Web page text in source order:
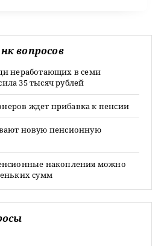
вопросов
неработающих в семи
35 тысяч рублей
ждет прибавка к пенсии
новую пенсионную
накопления можно
сумм